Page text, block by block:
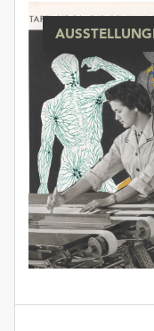
„Auswählen“.
Weitere
Informationen
finden
unserer
oder
dem
Impressum